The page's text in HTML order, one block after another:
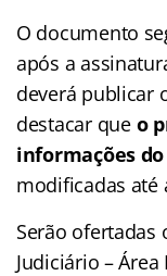
O documento
após a
deverá publicar
destacar que o
informações
modificadas até
Serão ofertadas
Judiciário –